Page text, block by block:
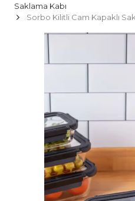
Saklama Kabı
Sorbo Kilitli Cam Kapaklı